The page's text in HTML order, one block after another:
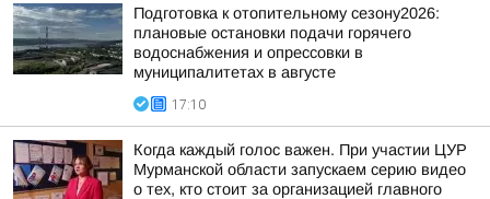
Подготовка к отопительному сезону2026:
плановые остановки подачи горячего
водоснабжения и опрессовки в
муниципалитетах в августе
17:10
Когда каждый голос важен. При участии ЦУР
Мурманской области запускаем серию видео
о тех, кто стоит за организацией главного